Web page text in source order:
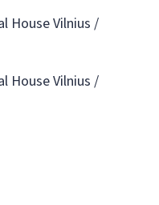
House Vilnius /
House Vilnius /